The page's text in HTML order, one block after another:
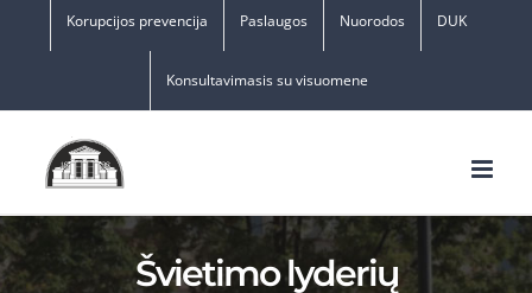
Korupcijos prevencija Paslaugos Nuorodos DUK
Konsultavimasis su visuomene
Švietimo lyderių